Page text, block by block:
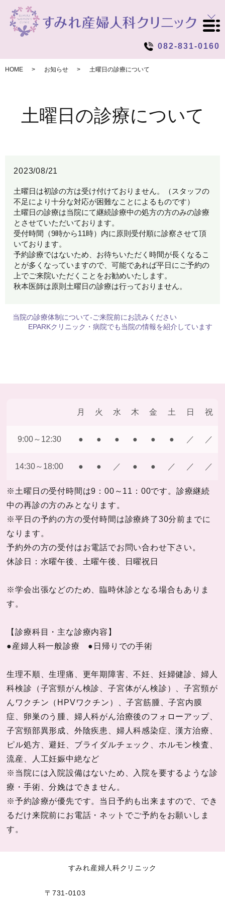
082-831-0160
HOME お知らせ 土曜日の診療について
土曜日の診療について
2023/08/21
土曜日は初診の方は受け付けておりません。（スタッフの
不足により十分な対応が困難なことによるものです）
土曜日の診療は当院にて継続診療中の処方の方のみの診療
とさせていただいております。
受付時間（9時から11時）内に原則受付順に診察させて頂
いております。
予約診療ではないため、お待ちいただく時間が長くなるこ
とが多くなっていますので、可能であれば平日にご予約の
上でご来院いただくことをお勧めいたします。
秋本医師は原則土曜日の診療は行っておりません。
当院の診療体制について-ご来院前にお読みください
EPARKクリニック・病院でも当院の情報を紹介しています
月 火 水 木 金 土 日 祝
9:00～12:30 ● ● ● ● ● ● ／ ／
14:30～18:00 ● ● ／ ● ● ／ ／ ／
※土曜日の受付時間は9：00～11：00です。診療継続
中の再診の方のみとなります。
※平日の予約の方の受付時間は診療終了30分前までに
なります。
予約外の方の受付はお電話でお問い合わせ下さい。
休診日：水曜午後、土曜午後、日曜祝日
※学会出張などのため、臨時休診となる場合もありま
す。
【診療科目・主な診療内容】
●産婦人科一般診療 ●日帰りでの手術
生理不順、生理痛、更年期障害、不妊、妊婦健診、婦人
科検診（子宮頸がん検診、子宮体がん検診）、子宮頸が
んワクチン（HPVワクチン）、子宮筋腫、子宮内膜
症、卵巣のう腫、婦人科がん治療後のフォローアップ、
子宮頸部異形成、外陰疾患、婦人科感染症、漢方治療、
ピル処方、避妊、ブライダルチェック、ホルモン検査、
流産、人工妊娠中絶など
※当院には入院設備はないため、入院を要するような診
療・手術、分娩はできません。
※予約診療が優先です。当日予約も出来ますので、でき
るだけ来院前にお電話・ネットでご予約をお願いしま
す。
すみれ産婦人科クリニック
〒731-0103